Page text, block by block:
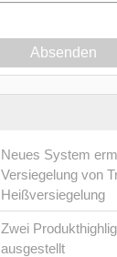
Absenden
Neues System
Versiegelung von
Heißversiegelung
Zwei
ausgestellt